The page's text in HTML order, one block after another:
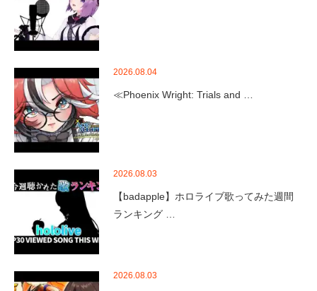
2026.08.04
≪Phoenix Wright: Trials and …
2026.08.03
【badapple】ホロライブ歌ってみた週間
ランキング …
2026.08.03